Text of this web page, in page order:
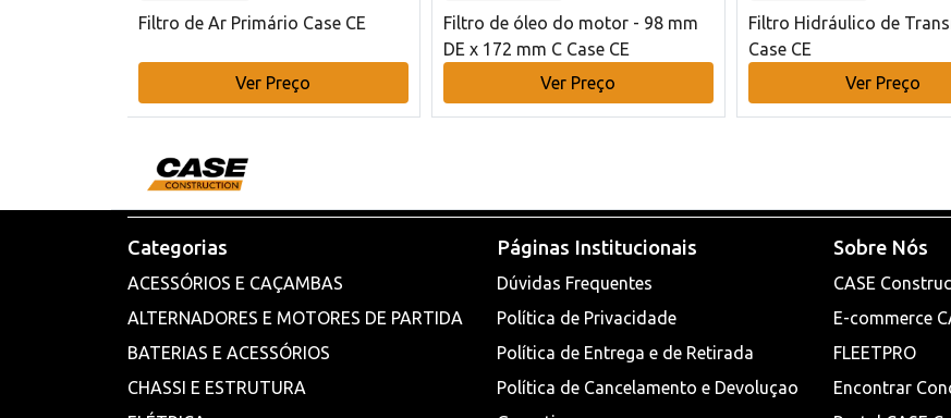
Filtro de Ar Primário Case CE
Ver Preço
Filtro de óleo do motor - 98 mm
DE x 172 mm C Case CE
Ver Preço
Filtro Hidráulico de
Case CE
Ver Preço
Categorias
ACESSÓRIOS E CAÇAMBAS
ALTERNADORES E MOTORES DE PARTIDA
BATERIAS E ACESSÓRIOS
CHASSI E ESTRUTURA
Páginas Institucionais
Dúvidas Frequentes
Política de Privacidade
Política de Entrega e de Retirada
Política de Cancelamento e Devoluçao
Sobre Nós
CASE
E-commerce
FLEETPRO
Encontrar